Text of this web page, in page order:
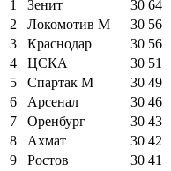
1
Зенит 30 64
2
Локомотив М 30 56
3
Краснодар 30 56
4
ЦСКА 30 51
5
Спартак М 30 49
6
Арсенал 30 46
7
Оренбург 30 43
8
Ахмат 30 42
9
Ростов 30 41